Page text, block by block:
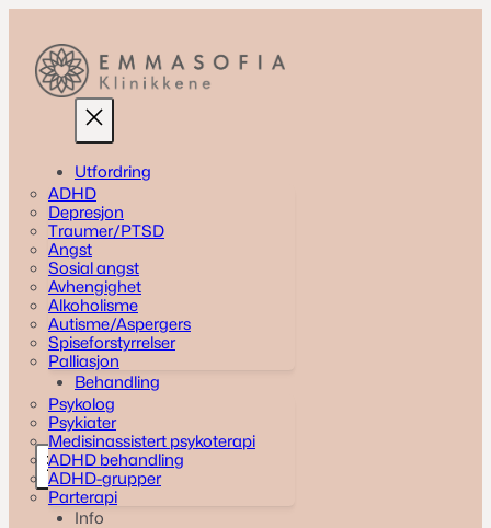
content
Utfordring
ADHD
Depresjon
Traumer/PTSD
Angst
Sosial angst
Avhengighet
Alkoholisme
Autisme/Aspergers
Spiseforstyrrelser
Palliasjon
Behandling
Psykolog
Psykiater
Medisinassistert psykoterapi
ADHD behandling
ADHD-grupper
Parterapi
Info